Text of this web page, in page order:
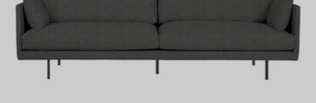
0 modaali-ikkunassa